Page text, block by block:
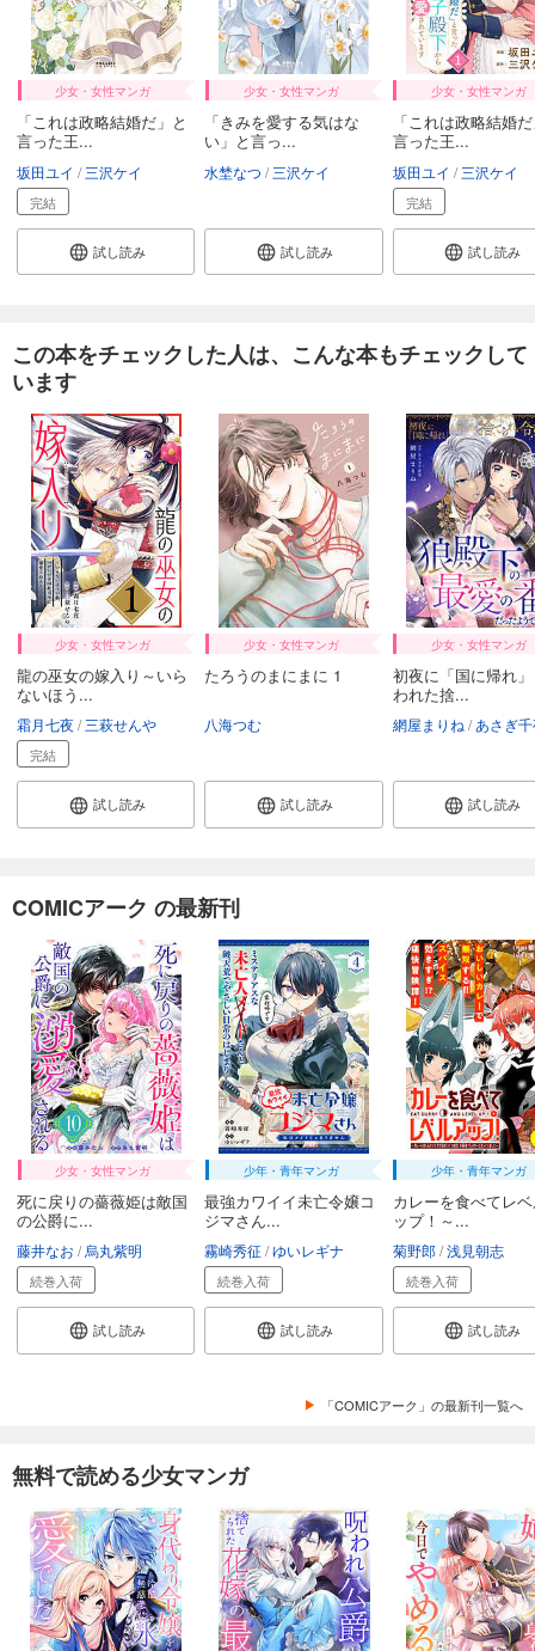
少女・女性マンガ
「これは政略結婚だ」と
言った王...
坂田ユイ 三沢ケイ
完結
試し読み
少女・女性マンガ
「きみを愛する気はな
い」と言っ...
水埜なつ 三沢ケイ
試し読み
少女・女性マンガ
「これは政略結婚
言った王...
坂田ユイ 三沢ケイ
完結
試し読み
この本をチェックした人は、こんな本もチェックして
います
少女・女性マンガ
龍の巫女の嫁入り～いら
ないほう...
霜月七夜 三萩せんや
完結
試し読み
少女・女性マンガ
たろうのまにまに 1
八海つむ
試し読み
少女・女性マンガ
初夜に「国に帰れ
われた捨...
網屋まりね あさぎ千
試し読み
COMICアーク の最新刊
少女・女性マンガ
死に戻りの薔薇姫は敵国
の公爵に...
藤井なお 烏丸紫明
続巻入荷
試し読み
少年・青年マンガ
最強カワイイ未亡令嬢コ
ジマさん...
霧崎秀征 ゆいレギナ
続巻入荷
試し読み
少年・青年マンガ
カレーを食べてレ
ップ！～...
菊野郎 浅見朝志
続巻入荷
試し読み
「COMICアーク」の最新刊一覧へ
無料で読める少女マンガ